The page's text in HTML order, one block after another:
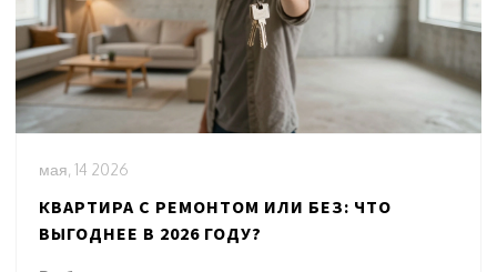
мая, 14 2026
КВАРТИРА С РЕМОНТОМ ИЛИ БЕЗ: ЧТО
ВЫГОДНЕЕ В 2026 ГОДУ?